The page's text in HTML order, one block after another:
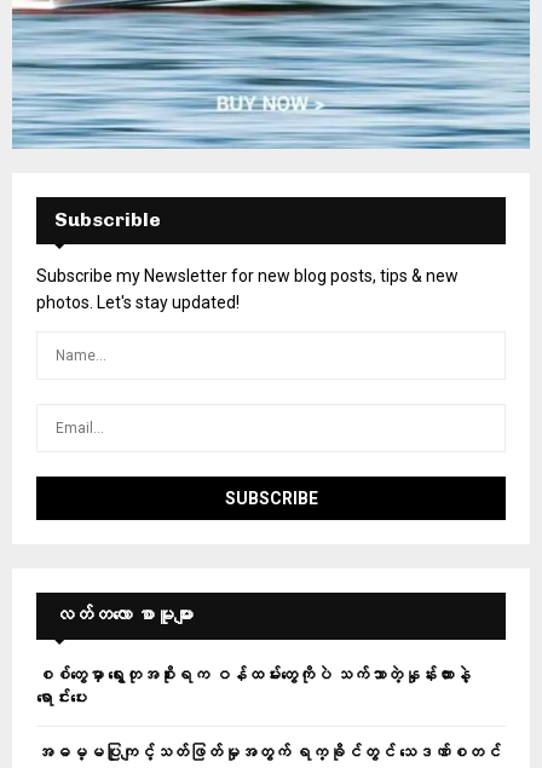
Subscrible
Subscribe my Newsletter for new blog posts, tips & new
photos. Let's stay updated!
လတ်တ‌လော စာမူများ
စစ်တွေမှာ ရွေးတုအစိုးရက ဝန်ထမ်းတွေကိုပဲ သက်သာတဲ့နှုန်းထားနဲ့
ရောင်းပေး
အဓမ္မပြုကျင့်သတ်ဖြတ်မှုအတွက် ရက္ခိုင်တွင် သေဒဏ်စတင်